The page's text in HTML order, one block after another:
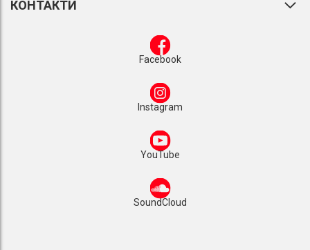
КОНТАКТИ
Facebook
Instagram
YouTube
SoundCloud